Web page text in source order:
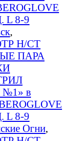
8-9
,
Н/СТ
ПАРА
в
8-9
Огни,